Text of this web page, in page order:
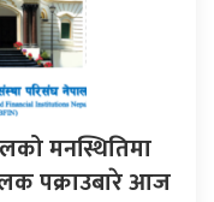
मनस्थितिमा
पक्राउबारे आज